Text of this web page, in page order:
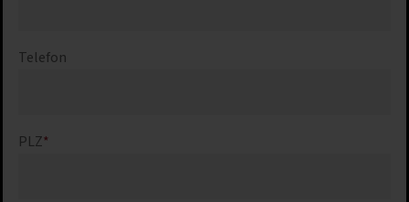
Telefon
PLZ*